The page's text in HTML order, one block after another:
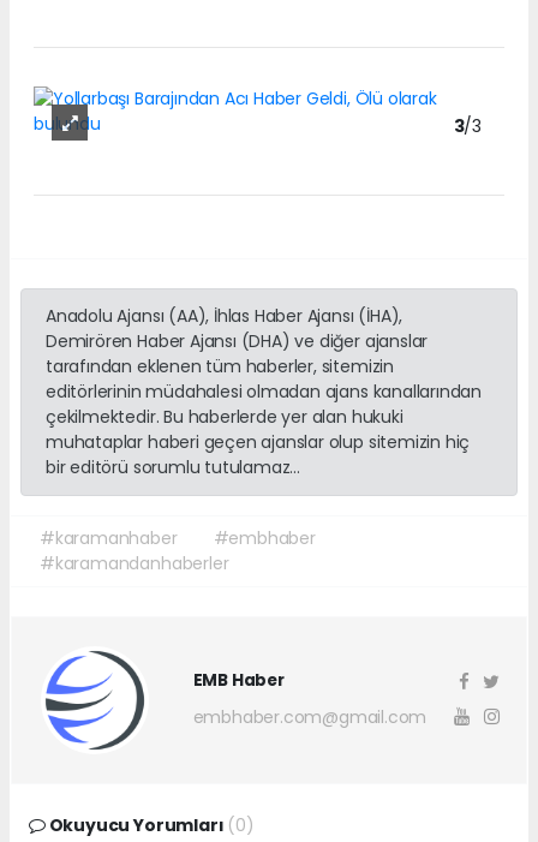
3/3
Anadolu Ajansı (AA), İhlas Haber Ajansı (İHA),
Demirören Haber Ajansı (DHA) ve diğer ajanslar
tarafından eklenen tüm haberler, sitemizin
editörlerinin müdahalesi olmadan ajans kanallarından
çekilmektedir. Bu haberlerde yer alan hukuki
muhataplar haberi geçen ajanslar olup sitemizin hiç
bir editörü sorumlu tutulamaz...
#karamanhaber
#embhaber
#karamandanhaberler
EMB Haber
embhaber.com@gmail.com
Okuyucu Yorumları (0)